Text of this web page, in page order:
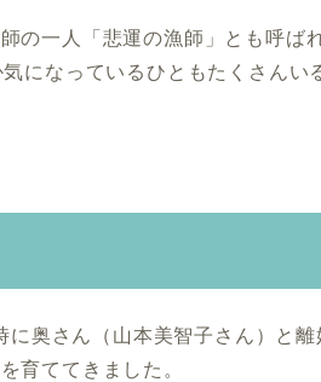
の一人「悲運の漁師」とも呼ば
になっているひともたくさんい
奥さん（山本美智子さん）と離
育ててきました。